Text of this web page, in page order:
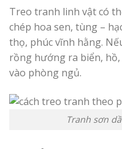
Treo tranh linh vật có
chép hoa sen, tùng –
thọ, phúc vĩnh hằng.
rồng hướng ra biển,
vào phòng ngủ.
Tranh sơn